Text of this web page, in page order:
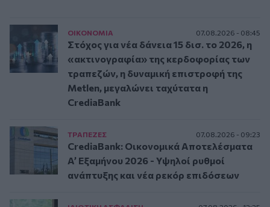
ΟΙΚΟΝΟΜΙΑ 07.08.2026 - 08:45
Στόχος για νέα δάνεια 15 δισ. το 2026, η
«ακτινογραφία» της κερδοφορίας των
τραπεζών, η δυναμική επιστροφή της
Metlen, μεγαλώνει ταχύτατα η
CrediaBank
ΤΡAΠΕΖΕΣ 07.08.2026 - 09:23
CrediaBank: Οικονομικά Αποτελέσματα
A’ Εξαμήνου 2026 - Υψηλοί ρυθμοί
ανάπτυξης και νέα ρεκόρ επιδόσεων